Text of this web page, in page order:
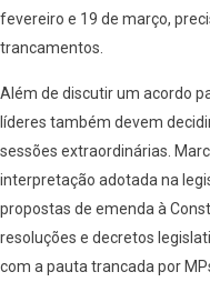
fevereiro e 19 de março,
trancamentos.
Além de discutir um acordo
líderes também devem
sessões extraordinárias.
interpretação adotada na
propostas de emenda à
resoluções e decretos
com a pauta trancada por